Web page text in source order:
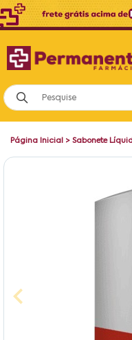
Página Inicial > Sabonete